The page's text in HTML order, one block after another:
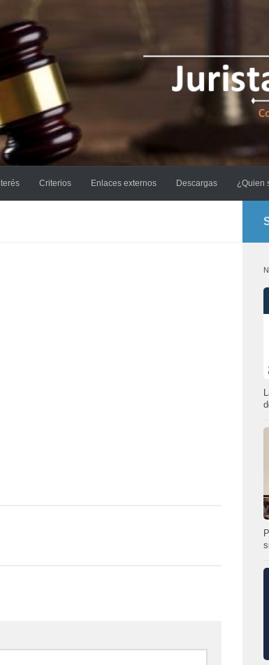
Criterios Enlaces externos Descargas ¿Quien